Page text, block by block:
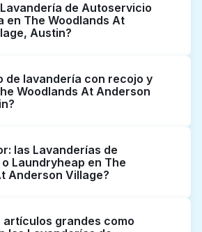
de Autoservicio
en The Woodlands At
Austin?
Anderson Village tienen
pero no todas abren
24/7. Revisar listados o mapas
ubicación abierta más
alternativa, puedes reservar
para obtener servicio de
de lavandería con recojo y
Woodlands At Anderson
ofreciendo servicio
recojo y entrega de
a puerta. Puede ser una
de Autoservicio.
las Lavanderías de
Laundryheap en The
Anderson Village?
para lavar por cuenta propia si
artículos grandes como